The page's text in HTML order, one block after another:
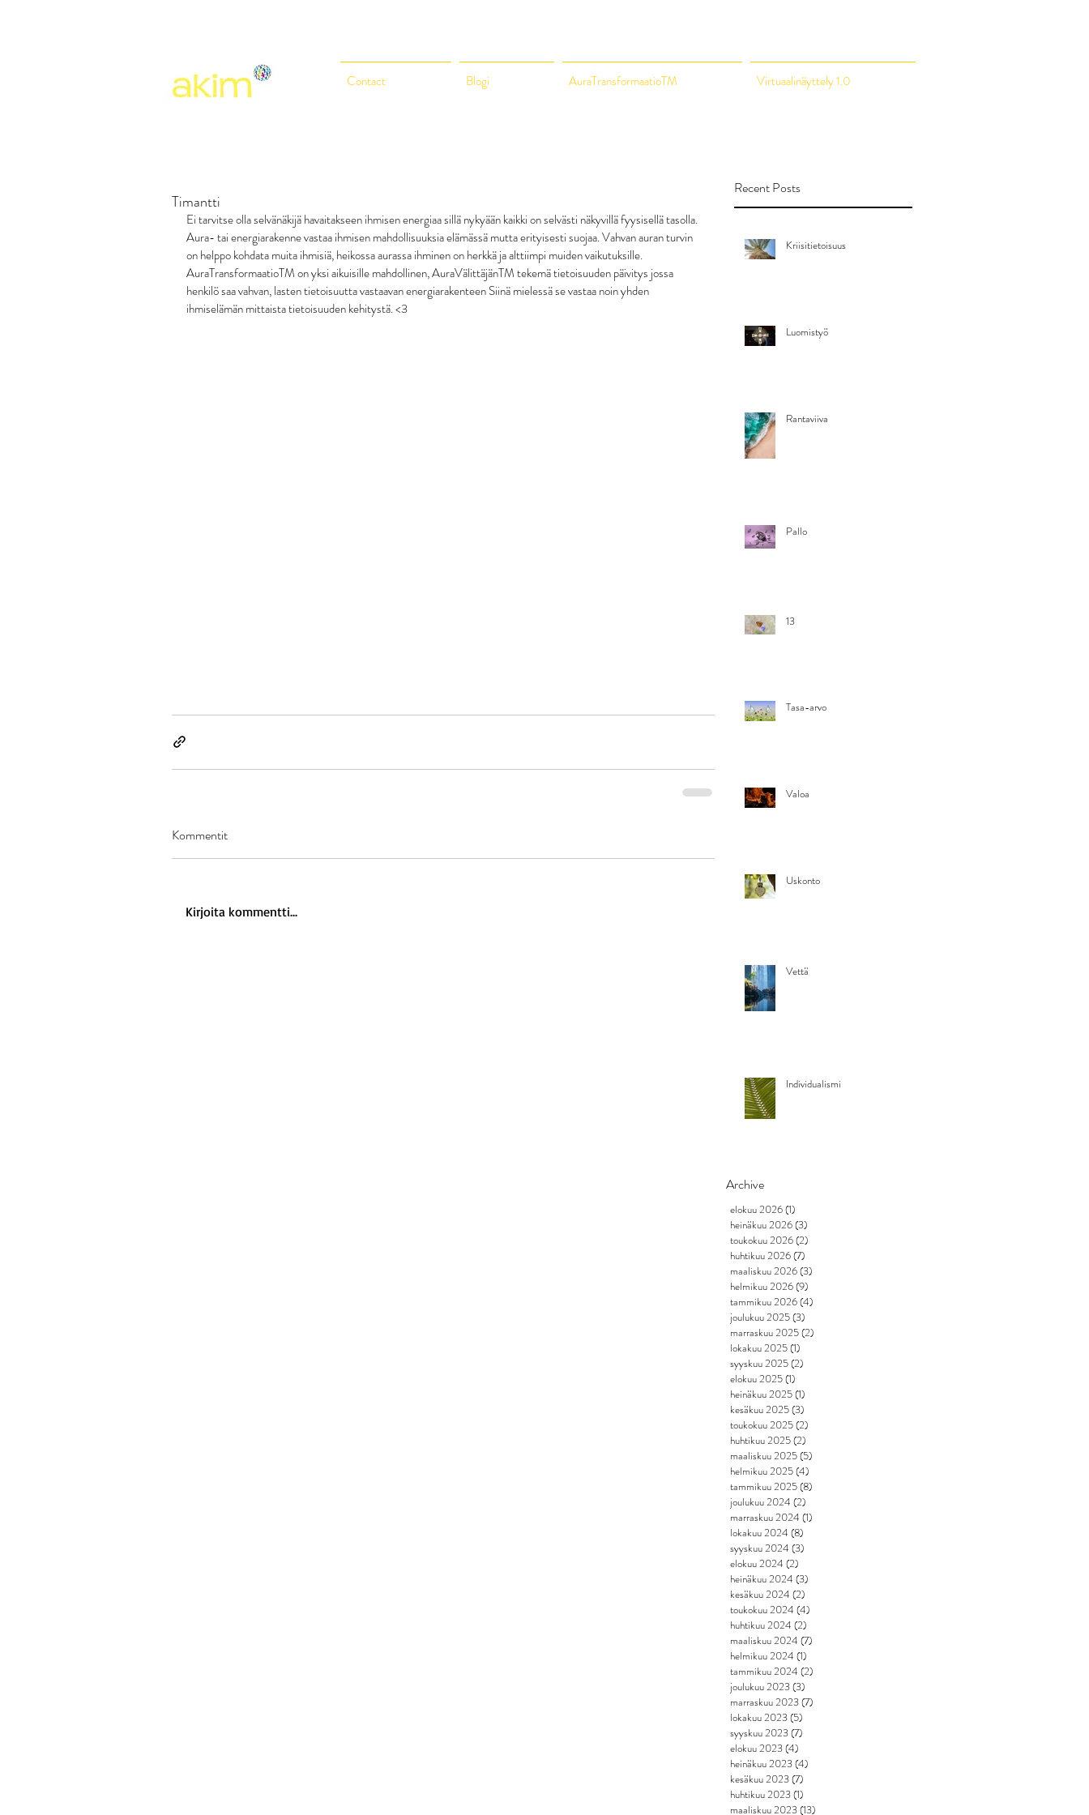
Contact Blogi AuraTransformaatioTM Virtuaalinäyttely 1.0
Timantti
Ei tarvitse olla selvänäkijä havaitakseen ihmisen energiaa sillä nykyään kaikki on selvästi näkyvillä fyysisellä tasolla.
Aura- tai energiarakenne vastaa ihmisen mahdollisuuksia elämässä mutta erityisesti suojaa. Vahvan auran turvin
on helppo kohdata muita ihmisiä, heikossa aurassa ihminen on herkkä ja alttiimpi muiden vaikutuksille.
AuraTransformaatioTM on yksi aikuisille mahdollinen, AuraVälittäjänTM tekemä tietoisuuden päivitys jossa
henkilö saa vahvan, lasten tietoisuutta vastaavan energiarakenteen Siinä mielessä se vastaa noin yhden
ihmiselämän mittaista tietoisuuden kehitystä. <3
Kommentit
Kirjoita kommentti...
Recent Posts
Kriisitietoisuus
Luomistyö
Rantaviiva
Pallo
13
Tasa-arvo
Valoa
Uskonto
Vettä
Individualismi
Archive
elokuu 2026(1)
heinäkuu 2026(3)
toukokuu 2026(2)
huhtikuu 2026(7)
maaliskuu 2026(3)
helmikuu 2026(9)
tammikuu 2026(4)
joulukuu 2025(3)
marraskuu 2025(2)
lokakuu 2025(1)
syyskuu 2025(2)
elokuu 2025(1)
heinäkuu 2025(1)
kesäkuu 2025(3)
toukokuu 2025(2)
huhtikuu 2025(2)
maaliskuu 2025(5)
helmikuu 2025(4)
tammikuu 2025(8)
joulukuu 2024 (2)
marraskuu 2024 (1)
lokakuu 2024 (8)
syyskuu 2024 (3)
elokuu 2024 (2)
heinäkuu 2024 (3)
kesäkuu 2024 (2)
toukokuu 2024 (4)
huhtikuu 2024 (2)
maaliskuu 2024 (7)
helmikuu 2024 (1)
tammikuu 2024 (2)
joulukuu 2023(3)
marraskuu 2023(7)
lokakuu 2023(5)
syyskuu 2023(7)
elokuu 2023(4)
heinäkuu 2023(4)
kesäkuu 2023(7)
huhtikuu 2023(1)
maaliskuu 2023(13)